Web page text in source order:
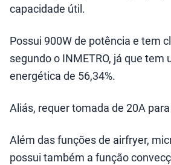
capacidade útil.
Possui 900W de potência e tem
segundo o INMETRO, já que tem
energética de 56,34%.
Aliás, requer tomada de 20A
Além das funções de airfryer,
possui também a função